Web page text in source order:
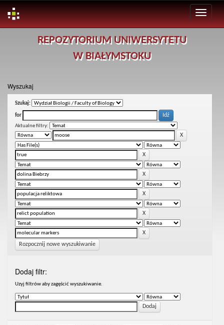
REPOZYTORIUM UNIWERSYTETU
W BIAŁYMSTOKU
Wyszukaj
Szukaj:
for
Aktualne filtry:
Rozpocznij nowe wyszukiwanie
Dodaj filtr:
Uzyj filtrów aby zagęścić wyszukiwanie.